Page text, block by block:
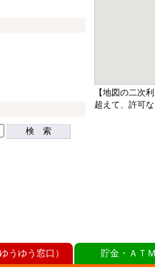
検 索
【地図の二次
超えて、許可
うゆう窓口） 貯金・ＡＴ